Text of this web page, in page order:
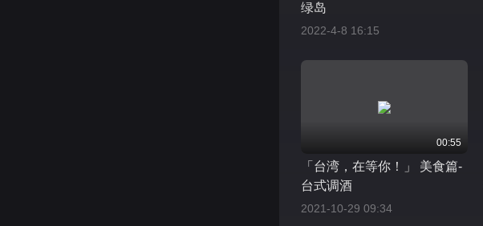
绿岛
2022-4-8 16:15
00:55
「台湾，在等你！」 美食篇-
台式调酒
2021-10-29 09:34